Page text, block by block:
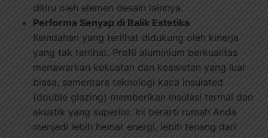
ditiru oleh elemen desain lainnya.
Performa Senyap di Balik Estetika
Keindahan yang terlihat didukung oleh kinerja
yang tak terlihat. Profil aluminium berkualitas
menawarkan kekuatan dan keawetan yang luar
biasa, sementara teknologi kaca insulated
(double glazing) memberikan insulasi termal dan
akustik yang superior. Ini berarti rumah Anda
menjadi lebih hemat energi, lebih tenang dari